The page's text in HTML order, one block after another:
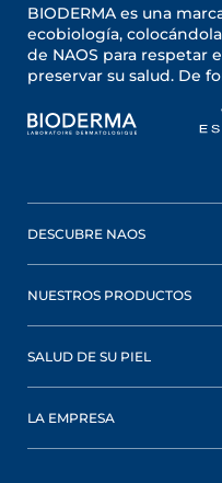
BIODERMA es una
ecobiología,
de NAOS para respetar
preservar su salud. De
DESCUBRE NAOS
NUESTROS PRODUCTOS
SALUD DE SU PIEL
LA EMPRESA